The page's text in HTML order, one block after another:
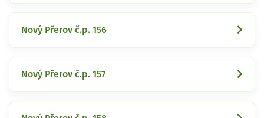
Nový Přerov č.p. 156
Nový Přerov č.p. 157